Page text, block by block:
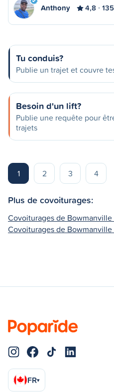
Anthony 4,8
Tu conduis?
Publie un trajet et couvre
Besoin d'un lift?
Publie une requête pour
trajets
1 2 3 4
Plus de covoiturages:
Covoiturages de Bowmanville
Covoiturages de Bowmanville
FR▾